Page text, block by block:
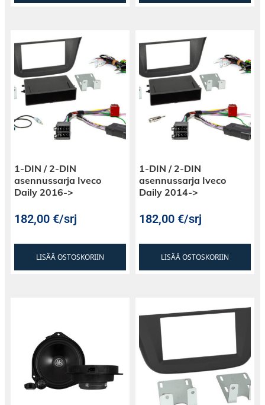
1-DIN / 2-DIN
asennussarja Iveco
Daily 2016->
182,00€/srj
LISÄÄ OSTOSKORIIN
1-DIN / 2-DIN
asennussarja Iveco
Daily 2014->
182,00€/srj
LISÄÄ OSTOSKORIIN